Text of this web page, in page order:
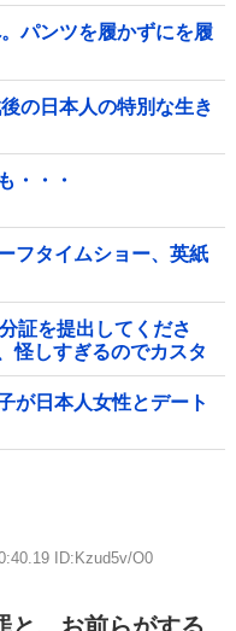
パンツを履かずにを履
の日本人の特別な生き
・・・
フタイムショー、英紙
証を提出してくださ
怪しすぎるのでカスタ
が日本人女性とデート
ID:Kzud5v/O0